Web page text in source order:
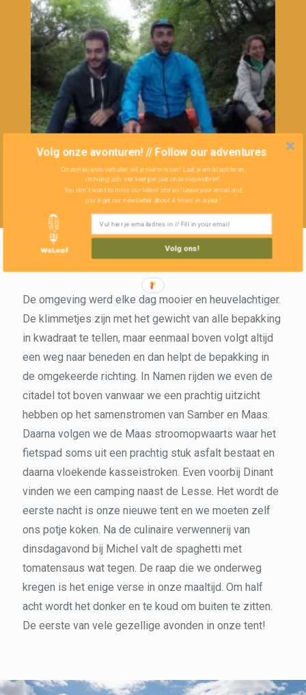
De omgeving werd elke dag mooier en heuvelachtiger.
De klimmetjes zijn met het gewicht van alle bepakking
in kwadraat te tellen, maar eenmaal boven volgt altijd
een weg naar beneden en dan helpt de bepakking in
de omgekeerde richting. In Namen rijden we even de
citadel tot boven vanwaar we een prachtig uitzicht
hebben op het samenstromen van Samber en Maas.
Daarna volgen we de Maas stroomopwaarts waar het
fietspad soms uit een prachtig stuk asfalt bestaat en
daarna vloekende kasseistroken. Even voorbij Dinant
vinden we een camping naast de Lesse. Het wordt de
eerste nacht is onze nieuwe tent en we moeten zelf
ons potje koken. Na de culinaire verwennerij van
dinsdagavond bij Michel valt de spaghetti met
tomatensaus wat tegen. De raap die we onderweg
kregen is het enige verse in onze maaltijd. Om half
acht wordt het donker en te koud om buiten te zitten.
De eerste van vele gezellige avonden in onze tent!
Volg onze avonturen! // Follow our adventures
Onze nieuwste verhalen wil je niet missen! Laat je email achter en
ontvang zo'n vier keer per jaar onze nieuwsbrief!
Volg ons!
You don't want to miss our latest stories! Leave your email and
you'll get our newsletter about 4 times in a year!